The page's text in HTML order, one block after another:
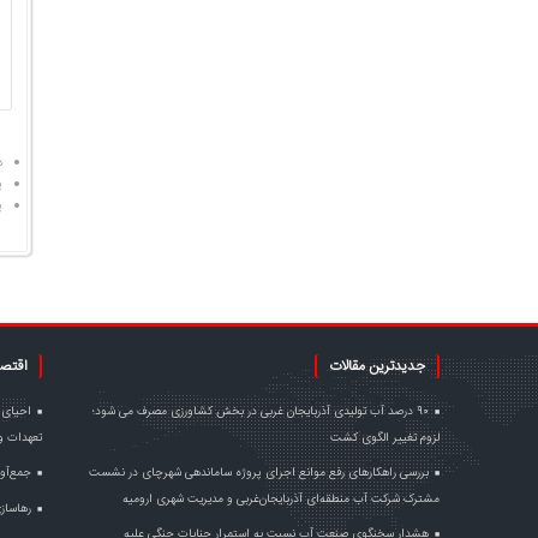
جدیدترین مقالات
۹۰ درصد آب تولیدی آذربایجان غربی در بخش کشاورزی مصرف می شود؛
لزوم تغییر الگوی کشت
بررسی راهکارهای رفع موانع اجرای پروژه ساماندهی شهرچای در نشست
مشترک شرکت آب منطقه‌ای آذربایجان‌غربی و مدیریت شهری ارومیه
احیای
تعهدات
جمع‌آوری ۸۷ دستگاه ماینر غیرمجاز در
رهاسازی ۱۲۷۸ میلیون متر مکعب آب